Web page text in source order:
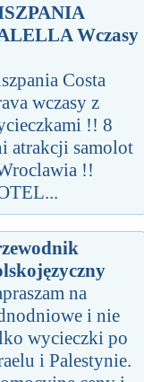
Wczasy
Costa
wczasy z
!! 8
atrakcji samolot
!!
na
i nie
wycieczki po
i Palestynie.